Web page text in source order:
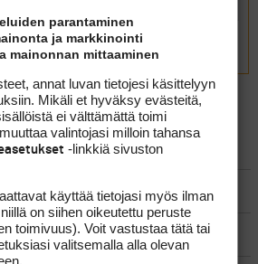
› DUBAI??
parantaminen
ja markkinointi
mainonnan mittaaminen
annat luvan tietojesi käsittelyyn
Mikäli et hyväksy evästeitä,
ei välttämättä toimi
valintojasi milloin tahansa
-linkkiä sivuston
käyttää tietojasi myös ilman
on siihen oikeutettu peruste
toimivuus). Voit vastustaa tätä tai
valitsemalla alla olevan